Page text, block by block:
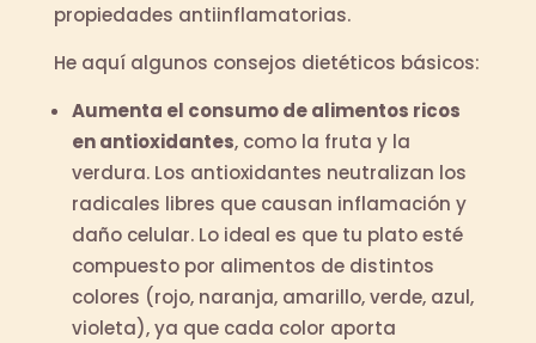
propiedades antiinflamatorias.
He aquí algunos consejos dietéticos básicos:
Aumenta el consumo de alimentos ricos
en antioxidantes, como la fruta y la
verdura. Los antioxidantes neutralizan los
radicales libres que causan inflamación y
daño celular. Lo ideal es que tu plato esté
compuesto por alimentos de distintos
colores (rojo, naranja, amarillo, verde, azul,
violeta), ya que cada color aporta